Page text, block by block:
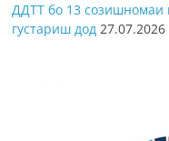
ДДТТ бо 13 созишномаи
густариш дод 27.07.2026